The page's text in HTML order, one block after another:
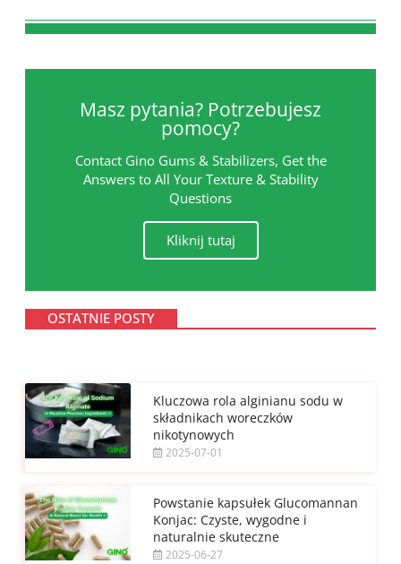
Masz pytania? Potrzebujesz
pomocy?
Contact Gino Gums & Stabilizers, Get the
Answers to All Your Texture & Stability
Questions
Kliknij tutaj
OSTATNIE POSTY
Kluczowa rola alginianu sodu w
składnikach woreczków
nikotynowych
2025-07-01
Powstanie kapsułek Glucomannan
Konjac: Czyste, wygodne i
naturalnie skuteczne
2025-06-27